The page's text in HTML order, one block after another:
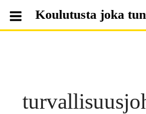
Skip
to
content
Koulutusta joka